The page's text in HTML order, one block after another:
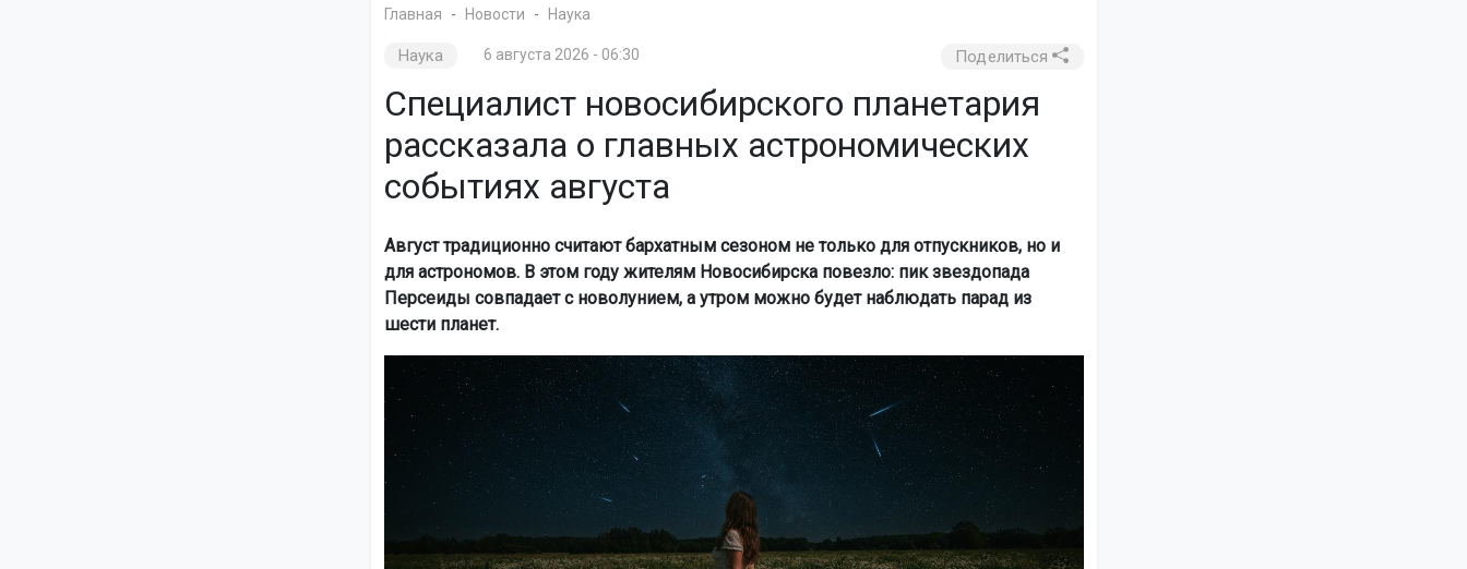
Главная Новости Наука
Наука 6 августа 2026 - 06:30 Поделиться
Специалист новосибирского планетария
рассказала о главных астрономических
событиях августа
Август традиционно считают бархатным сезоном не только для отпускников, но и
для астрономов. В этом году жителям Новосибирска повезло: пик звездопада
Персеиды совпадает с новолунием, а утром можно будет наблюдать парад из
шести планет.